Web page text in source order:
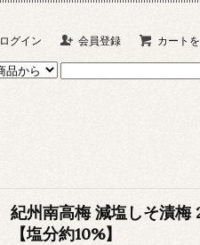
ログイン 会員登録 カート
紀州南高梅 減塩しそ漬
【塩分約10%】